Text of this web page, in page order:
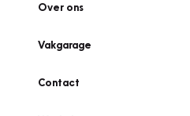
Over ons
Vakgarage
Contact